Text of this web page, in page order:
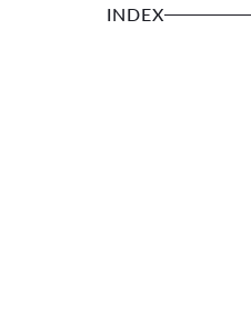
INDEX